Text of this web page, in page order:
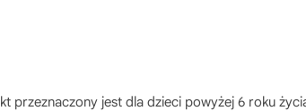
przeznaczony jest dla dzieci powyżej 6 roku